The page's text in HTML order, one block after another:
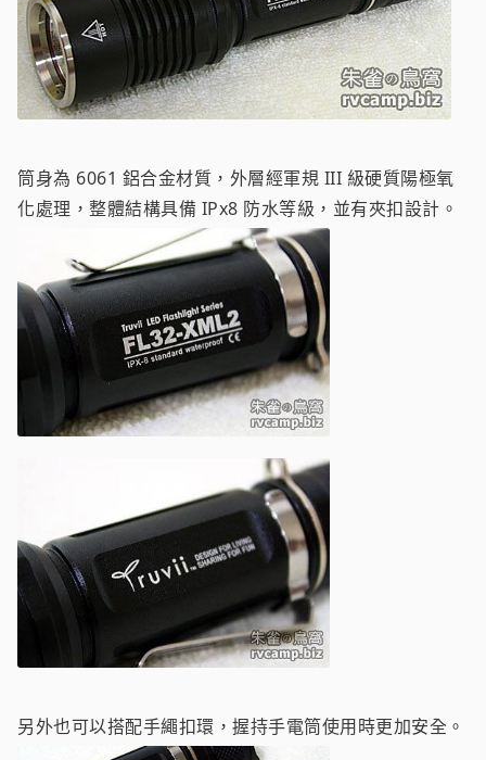
筒身為 6061 鋁合金材質，外層經軍規 III 級硬質陽極氧
化處理，整體結構具備 IPx8 防水等級，並有夾扣設計。
另外也可以搭配手繩扣環，握持手電筒使用時更加安全。